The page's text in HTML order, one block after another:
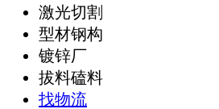
激光切割
型材钢构
镀锌厂
拔料磕料
找物流